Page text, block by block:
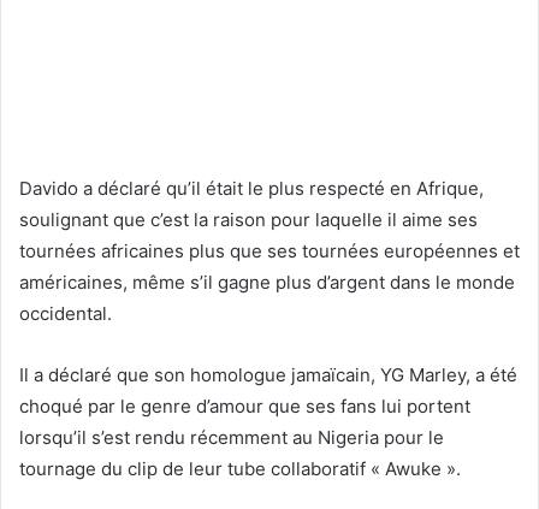
Davido a déclaré qu’il était le plus respecté en Afrique,
soulignant que c’est la raison pour laquelle il aime ses
tournées africaines plus que ses tournées européennes et
américaines, même s’il gagne plus d’argent dans le monde
occidental.
Il a déclaré que son homologue jamaïcain, YG Marley, a été
choqué par le genre d’amour que ses fans lui portent
lorsqu’il s’est rendu récemment au Nigeria pour le
tournage du clip de leur tube collaboratif « Awuke ».